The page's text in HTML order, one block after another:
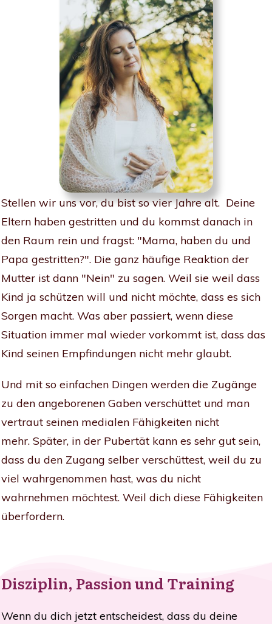
Stellen wir uns vor, du bist so vier Jahre alt. Deine
Eltern haben gestritten und du kommst danach in
den Raum rein und fragst: "Mama, haben du und
Papa gestritten?". Die ganz häufige Reaktion der
Mutter ist dann "Nein" zu sagen. Weil sie weil dass
Kind ja schützen will und nicht möchte, dass es sich
Sorgen macht. Was aber passiert, wenn diese
Situation immer mal wieder vorkommt ist, dass das
Kind seinen Empfindungen nicht mehr glaubt.
Und mit so einfachen Dingen werden die Zugänge
zu den angeborenen Gaben verschüttet und man
vertraut seinen medialen Fähigkeiten nicht
mehr. Später, in der Pubertät kann es sehr gut sein,
dass du den Zugang selber verschüttest, weil du zu
viel wahrgenommen hast, was du nicht
wahrnehmen möchtest. Weil dich diese Fähigkeiten
überfordern.
Disziplin, Passion und Training
Wenn du dich jetzt entscheidest, dass du deine